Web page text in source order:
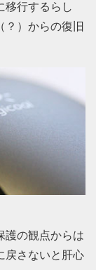
移行するらし
？）からの復旧
護の観点からは
戻さないと肝心